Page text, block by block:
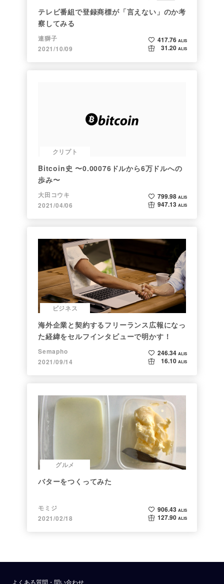
テレビ番組で登録商標が「言えない」のか考
察してみる
連獅子
2021/10/09
417.76 ALIS
31.20 ALIS
クリプト
Bitcoin史 〜0.00076ドルから6万ドルへの
歩み〜
大田コウキ
2021/04/06
799.98 ALIS
947.13 ALIS
ビジネス
海外企業と契約するフリーランス広報になっ
た経緯をセルフインタビューで明かす！
Semapho
2021/09/14
246.34 ALIS
16.10 ALIS
グルメ
バターをつくってみた
モミジ
2021/02/18
906.43 ALIS
127.90 ALIS
よくある質問・問い合わせ